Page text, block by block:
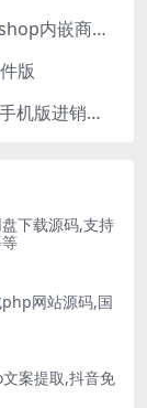
Java多语言跨境电商外贸商城TikToKshop内嵌商城I商家入驻I一键铺
版
PHP进销存源码ERP多仓库管理系统 手机版进销存 php网络版进销存小程序
下载源码,支持
网站源码,国
案提取,抖音免